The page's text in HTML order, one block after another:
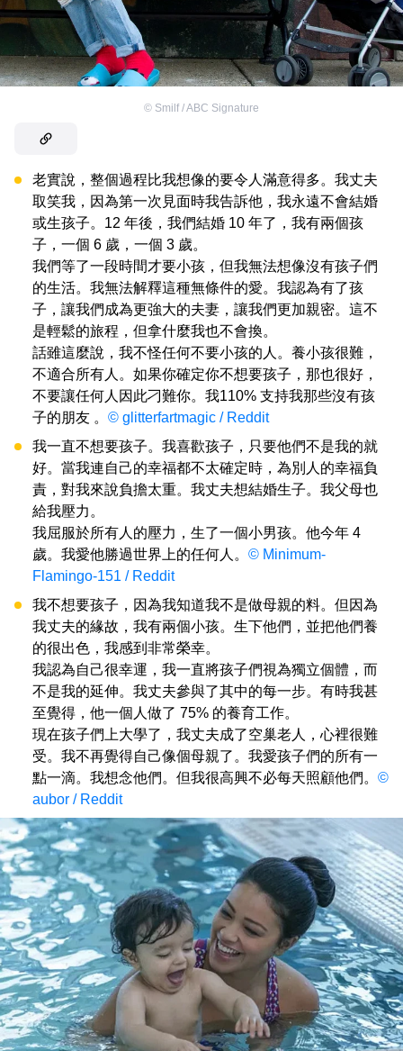
© Smilf / ABC Signature
老實說，整個過程比我想像的要令人滿意得多。我丈夫
取笑我，因為第一次見面時我告訴他，我永遠不會結婚
或生孩子。12 年後，我們結婚 10 年了，我有兩個孩
子，一個 6 歲，一個 3 歲。
我們等了一段時間才要小孩，但我無法想像沒有孩子們
的生活。我無法解釋這種無條件的愛。我認為有了孩
子，讓我們成為更強大的夫妻，讓我們更加親密。這不
是輕鬆的旅程，但拿什麼我也不會換。
話雖這麼說，我不怪任何不要小孩的人。養小孩很難，
不適合所有人。如果你確定你不想要孩子，那也很好，
不要讓任何人因此刁難你。我110% 支持我那些沒有孩
子的朋友 。 © glitterfartmagic / Reddit
我一直不想要孩子。我喜歡孩子，只要他們不是我的就
好。當我連自己的幸福都不太確定時，為別人的幸福負
責，對我來說負擔太重。我丈夫想結婚生子。我父母也
給我壓力。
我屈服於所有人的壓力，生了一個小男孩。他今年 4
歲。我愛他勝過世界上的任何人。 © Minimum-
Flamingo-151 / Reddit
我不想要孩子，因為我知道我不是做母親的料。但因為
我丈夫的緣故，我有兩個小孩。生下他們，並把他們養
的很出色，我感到非常榮幸。
我認為自己很幸運，我一直將孩子們視為獨立個體，而
不是我的延伸。我丈夫參與了其中的每一步。有時我甚
至覺得，他一個人做了 75% 的養育工作。
現在孩子們上大學了，我丈夫成了空巢老人，心裡很難
受。我不再覺得自己像個母親了。我愛孩子們的所有一
點一滴。我想念他們。但我很高興不必每天照顧他們。 ©
aubor / Reddit